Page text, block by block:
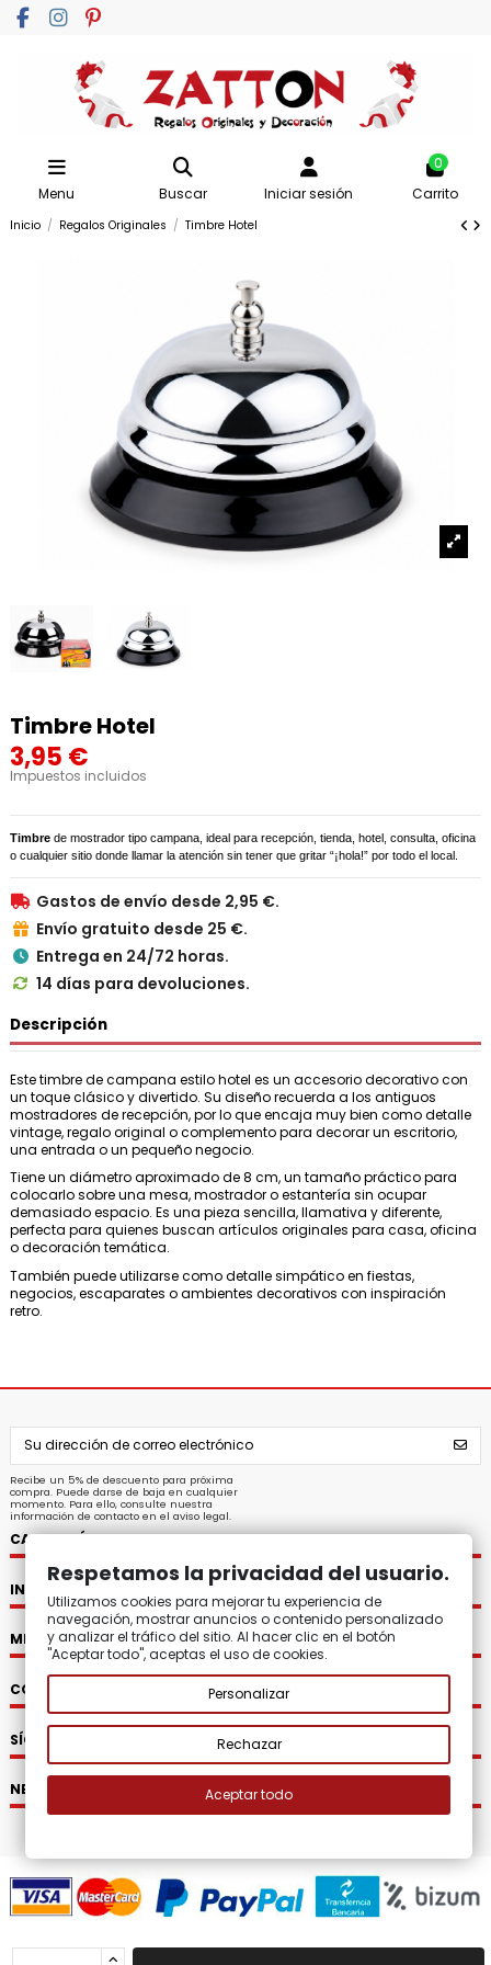
Menu Buscar Iniciar sesión
0
Carrito
Inicio Regalos Originales Timbre Hotel
Timbre Hotel
3,95 €
Impuestos incluidos
Timbre de mostrador tipo campana, ideal para recepción, tienda, hotel, consulta, oficina
o cualquier sitio donde llamar la atención sin tener que gritar “¡hola!” por todo el local.
 Gastos de envío desde 2,95 €.
 Envío gratuito desde 25 €.
 Entrega en 24/72 horas.
 14 días para devoluciones.
Descripción
Este timbre de campana estilo hotel es un accesorio decorativo con
un toque clásico y divertido. Su diseño recuerda a los antiguos
mostradores de recepción, por lo que encaja muy bien como detalle
vintage, regalo original o complemento para decorar un escritorio,
una entrada o un pequeño negocio.
Tiene un diámetro aproximado de 8 cm, un tamaño práctico para
colocarlo sobre una mesa, mostrador o estantería sin ocupar
demasiado espacio. Es una pieza sencilla, llamativa y diferente,
perfecta para quienes buscan artículos originales para casa, oficina
o decoración temática.
También puede utilizarse como detalle simpático en fiestas,
negocios, escaparates o ambientes decorativos con inspiración
retro.
Recibe un 5% de descuento para próxima
compra. Puede darse de baja en cualquier
momento. Para ello, consulte nuestra
información de contacto en el aviso legal.
CATEGORÍAS
INFORMACIÓN
MI CUENTA
CONTACTO
SÍGUENOS
NEWSLETTER
Respetamos la privacidad del usuario.
Utilizamos cookies para mejorar tu experiencia de
navegación, mostrar anuncios o contenido personalizado
y analizar el tráfico del sitio. Al hacer clic en el botón
"Aceptar todo", aceptas el uso de cookies.
Personalizar
Rechazar
Aceptar todo